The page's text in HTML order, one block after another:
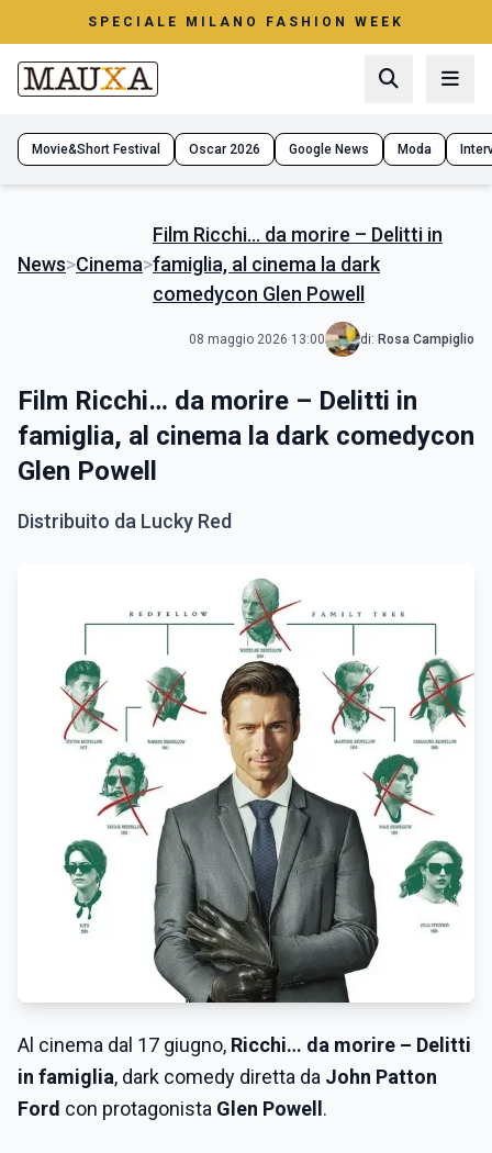
SPECIALE MILANO FASHION WEEK
Movie&Short Festival Oscar 2026 Google News Moda
News>Cinema>
Film Ricchi… da morire – Delitti in
famiglia, al cinema la dark
comedycon Glen Powell
08 maggio 2026 13:00 di: Rosa Campiglio
Film Ricchi… da morire – Delitti in
famiglia, al cinema la dark comedycon
Glen Powell
Distribuito da Lucky Red
Al cinema dal 17 giugno, Ricchi… da morire – Delitti
in famiglia, dark comedy diretta da John Patton
Ford con protagonista Glen Powell .